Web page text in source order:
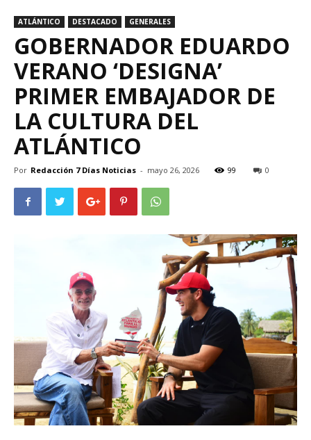
ATLÁNTICO DESTACADO GENERALES
GOBERNADOR EDUARDO
VERANO ‘DESIGNA’
PRIMER EMBAJADOR DE
LA CULTURA DEL
ATLÁNTICO
Por Redacción 7 Días Noticias - mayo 26, 2026 99 0